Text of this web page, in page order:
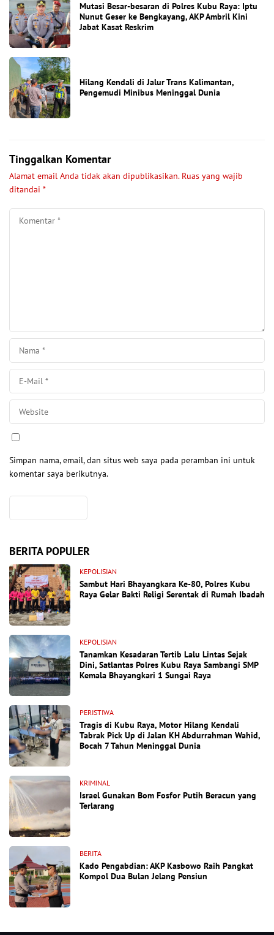
Mutasi Besar-besaran di Polres Kubu Raya: Iptu
Nunut Geser ke Bengkayang, AKP Ambril Kini
Jabat Kasat Reskrim
Hilang Kendali di Jalur Trans Kalimantan,
Pengemudi Minibus Meninggal Dunia
Tinggalkan Komentar
Alamat email Anda tidak akan dipublikasikan. Ruas yang wajib
ditandai *
Simpan nama, email, dan situs web saya pada peramban ini untuk
komentar saya berikutnya.
BERITA POPULER
KEPOLISIAN
Sambut Hari Bhayangkara Ke-80, Polres Kubu
Raya Gelar Bakti Religi Serentak di Rumah Ibadah
KEPOLISIAN
Tanamkan Kesadaran Tertib Lalu Lintas Sejak
Dini, Satlantas Polres Kubu Raya Sambangi SMP
Kemala Bhayangkari 1 Sungai Raya
PERISTIWA
Tragis di Kubu Raya, Motor Hilang Kendali
Tabrak Pick Up di Jalan KH Abdurrahman Wahid,
Bocah 7 Tahun Meninggal Dunia
KRIMINAL
Israel Gunakan Bom Fosfor Putih Beracun yang
Terlarang
BERITA
Kado Pengabdian: AKP Kasbowo Raih Pangkat
Kompol Dua Bulan Jelang Pensiun